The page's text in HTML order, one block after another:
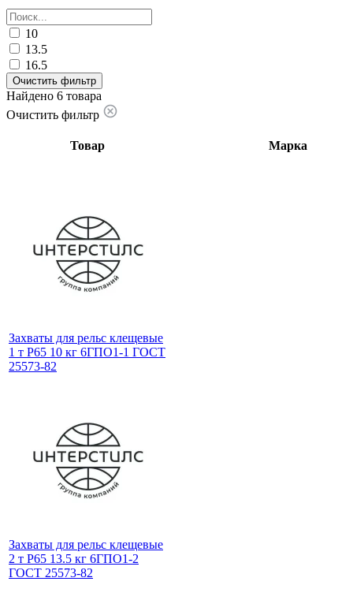
10
13.5
16.5
Очистить фильтр
Найдено 6 товара
Очистить фильтр
Товар Марка
Захваты для рельс клещевые
1 т Р65 10 кг 6ГПО1-1 ГОСТ
25573-82
Захваты для рельс клещевые
2 т Р65 13.5 кг 6ГПО1-2
ГОСТ 25573-82